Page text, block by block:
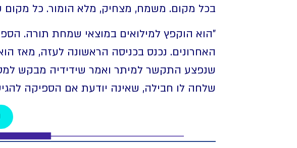
בכל מקום. משמח, מצחיק, מלא הומור. כל מקום
"הוא הוקפץ למילואים במוצאי שמחת תורה.
האחרונים. נכנס בכניסה הראשונה לעזה, מאז
שנפצע התקשר למיתר ואמר שידידיה מבקש
שלחה לו חבילה, שאינה יודעת אם הספיקה